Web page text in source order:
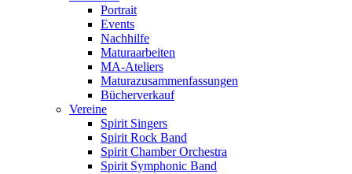
Portrait
Events
Nachhilfe
Maturaarbeiten
MA-Ateliers
Maturazusammenfassungen
Bücherverkauf
Vereine
Spirit Singers
Spirit Rock Band
Spirit Chamber Orchestra
Spirit Symphonic Band